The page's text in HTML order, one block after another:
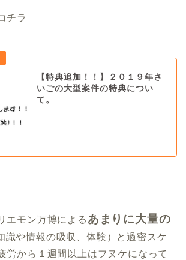
チラ
【特典追加！！】２０１９年さ
いごの大型案件の特典につい
て。
エモン万博による あまりに大量の
識や情報の吸収、体験）と過密スケ
労から１週間以上はフヌケになって